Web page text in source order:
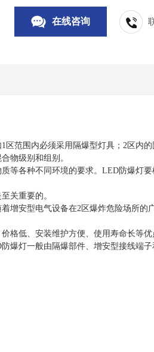
在线咨询
范围内必须采用隔爆型灯具；2区内
物级别和组别。
等各种不同环境的要求。LED防爆灯
关重要的。
增安型电气设备在2区爆炸危险场所的
格低、安装维护方便、使用寿命长等优
灯一般由隔爆部件、增安型接线端